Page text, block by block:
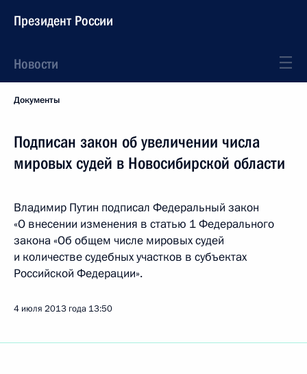
Президент России
Новости
Документы
Подписан закон об увеличении числа
мировых судей в Новосибирской области
Владимир Путин подписал Федеральный закон
«О внесении изменения в статью 1 Федерального
закона «Об общем числе мировых судей
и количестве судебных участков в субъектах
Российской Федерации».
4 июля 2013 года 13:50